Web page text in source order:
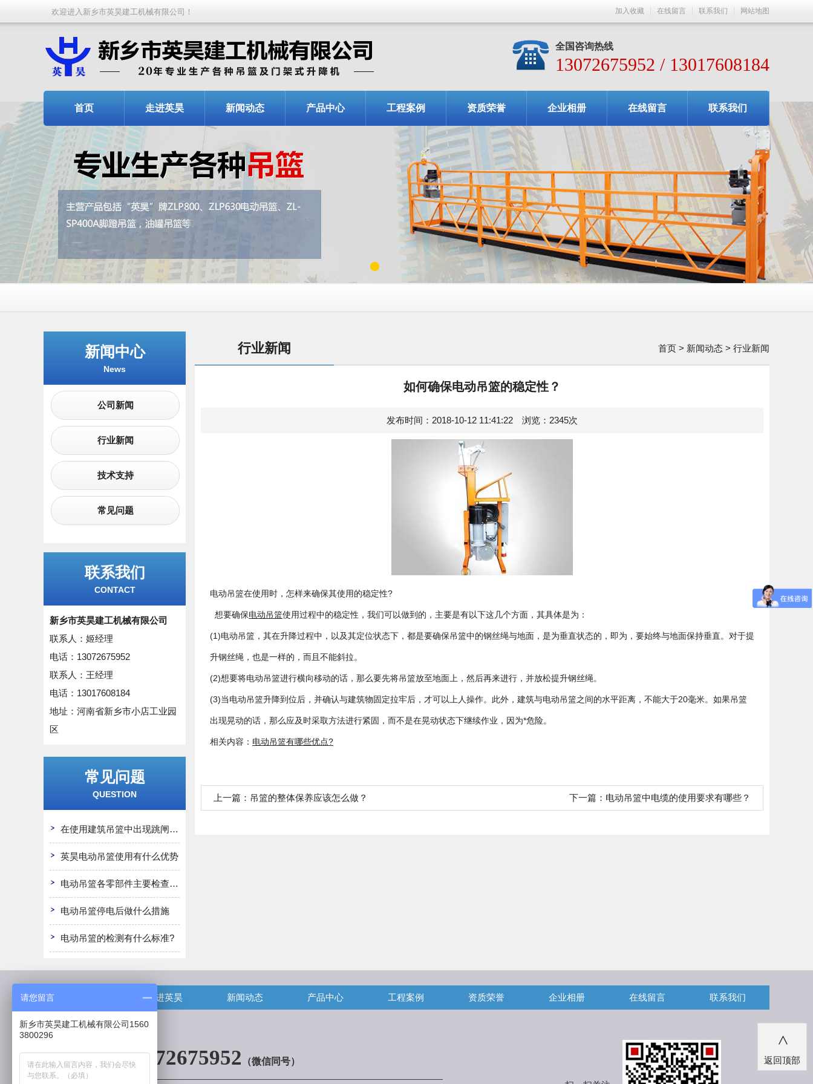
欢迎进入新乡市英昊建工机械有限公司！ 加入收藏 在线留言 联系我们 网站地图
全国咨询热线
13072675952 / 13017608184
首页 走进英昊 新闻动态 产品中心 工程案例 资质荣誉 企业相册 在线留言 联系我们
1
新闻中心
News
公司新闻
行业新闻
技术支持
常见问题
联系我们
CONTACT
新乡市英昊建工机械有限公司
联系人：姬经理
电话：13072675952
联系人：王经理
电话：13017608184
地址：河南省新乡市小店工业园
区
常见问题
QUESTION
在使用建筑吊篮中出现跳闸怎么办
英昊电动吊篮使用有什么优势
电动吊篮各零部件主要检查哪些?
电动吊篮停电后做什么措施
电动吊篮的检测有什么标准?
首页 > 新闻动态 > 行业新闻
行业新闻
如何确保电动吊篮的稳定性？
发布时间：2018-10-12 11:41:22 浏览：2345次
电动吊篮在使用时，怎样来确保其使用的稳定性?
想要确保电动吊篮使用过程中的稳定性，我们可以做到的，主要是有以下这几个方面，其具体是为：
(1)电动吊篮，其在升降过程中，以及其定位状态下，都是要确保吊篮中的钢丝绳与地面，是为垂直状态的，即为，要始终与地面保持垂直。对于提
升钢丝绳，也是一样的，而且不能斜拉。
(2)想要将电动吊篮进行横向移动的话，那么要先将吊篮放至地面上，然后再来进行，并放松提升钢丝绳。
(3)当电动吊篮升降到位后，并确认与建筑物固定拉牢后，才可以上人操作。此外，建筑与电动吊篮之间的水平距离，不能大于20毫米。如果吊篮
出现晃动的话，那么应及时采取方法进行紧固，而不是在晃动状态下继续作业，因为*危险。
相关内容： 电动吊篮有哪些优点?
上一篇： 吊篮的整体保养应该怎么做？ 下一篇： 电动吊篮中电缆的使用要求有哪些？
走进英昊 新闻动态 产品中心 工程案例 资质荣誉 企业相册 在线留言 联系我们
13072675952 （微信同号）
>
返回顶部
请您留言
新乡市英昊建工机械有限公司1560
3800296